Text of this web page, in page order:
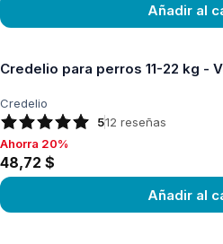
Añadir al
Credelio para perros 11-22 kg -
Credelio
512 reseñas
Ahorra 20%, 48,72 $
Ahorra 20%
48,72 $
Añadir al